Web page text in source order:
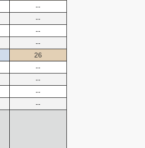
--
--
--
--
26
--
--
--
--